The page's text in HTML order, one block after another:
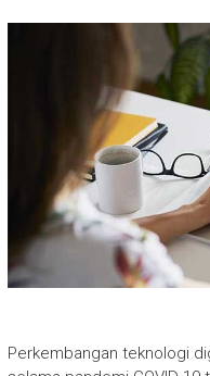
Perkembangan teknologi